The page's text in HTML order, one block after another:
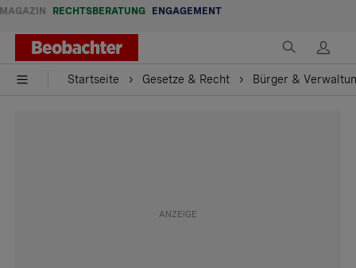
MAGAZIN RECHTSBERATUNG ENGAGEMENT
Startseite Gesetze & Recht Bürger &